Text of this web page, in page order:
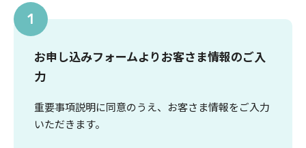
1
お申し込みフォームよりお客さま情報のご入
力
重要事項説明に同意のうえ、お客さま情報をご入力
いただきます。